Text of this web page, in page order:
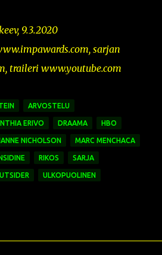
9.3.2020
sarjan
traileri www.youtube.com
ARVOSTELU
ERIVO DRAAMA HBO
NICHOLSON MARC MENCHACA
RIKOS SARJA
ULKOPUOLINEN